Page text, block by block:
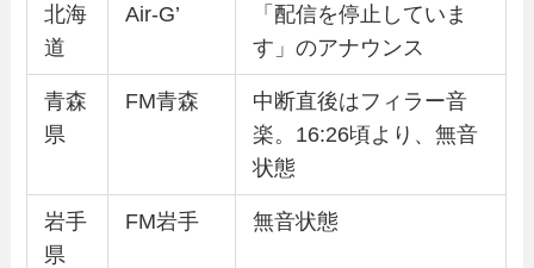
北海
道
Air-G’
「配信を停止していま
す」のアナウンス
青森
県
FM青森
中断直後はフィラー音
楽。16:26頃より、無音
状態
岩手
県
FM岩手 無音状態